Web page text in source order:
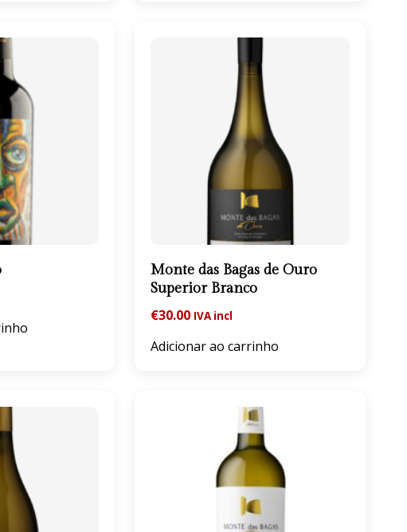
Monte das Bagas de Ouro
Superior Branco
€30.00 IVA incl
Adicionar ao carrinho